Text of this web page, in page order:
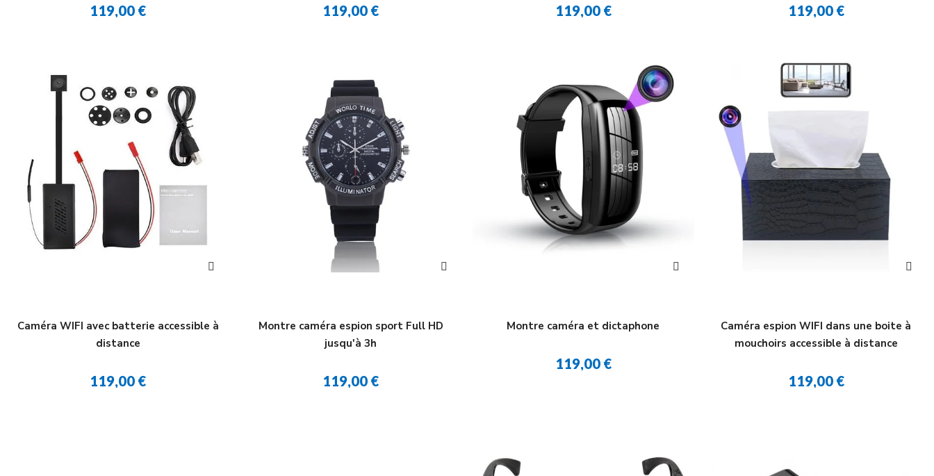
119,00 € 119,00 € 119,00 € 119,00 €
Caméra WIFI avec batterie accessible à
distance
119,00 €
Montre caméra espion sport Full HD
jusqu'à 3h
119,00 €
Montre caméra et dictaphone
119,00 €
Caméra espion WIFI dans une boite à
mouchoirs accessible à distance
119,00 €